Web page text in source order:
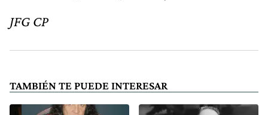
JFG CP
TAMBIÉN TE PUEDE INTERESAR